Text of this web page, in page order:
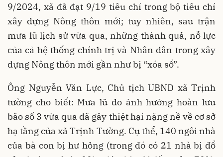
9/2024, xã đã đạt 9/19 tiêu chí trong bộ tiêu chí
xây dựng Nông thôn mới; tuy nhiên, sau trận
mưa lũ lịch sử vừa qua, những thành quả, nỗ lực
của cả hệ thống chính trị và Nhân dân trong xây
dựng Nông thôn mới gần như bị “xóa sổ”.
Ông Nguyễn Văn Lực, Chủ tịch UBND xã Trịnh
tường cho biết: Mưa lũ do ảnh hưởng hoàn lưu
bão số 3 vừa qua đã gây thiệt hại nặng nề về cơ sở
hạ tầng của xã Trịnh Tường. Cụ thể, 140 ngôi nhà
của bà con bị hư hỏng (trong đó có 21 nhà bị đổ